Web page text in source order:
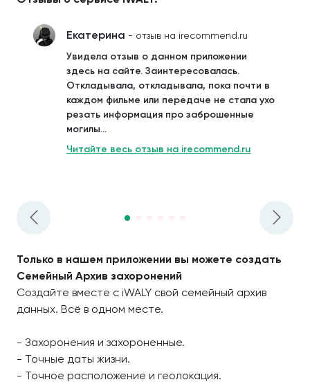
Екатерина - отзыв на irecommend.ru
Увидела отзыв о данном приложении
здесь на сайте. Заинтересовалась.
Откладывала, откладывала, пока почти в
каждом фильме или передаче не стала ухо
резать информация про заброшенные
могилы...
Читайте весь отзыв на irecommend.ru
Только в нашем приложении вы можете создать
Семейный Архив захоронений
Создайте вместе с iWALY свой семейный архив
данных. Всё в одном месте.
- Захоронения и захороненные.
- Точные даты жизни.
- Точное расположение и геолокация.